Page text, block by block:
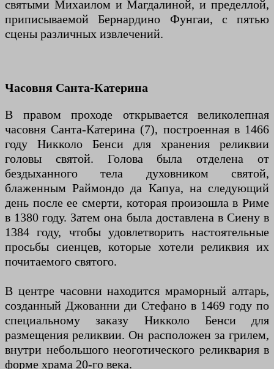
святыми Михаилом и Магдалиной, и пределлой,
приписываемой Бернардино Фунгаи, с пятью
сцены различных извлечений.
Часовня Санта-Катерина
В правом проходе открывается великолепная
часовня Санта-Катерина (7), построенная в 1466
году Никколо Бенси для хранения реликвии
головы святой. Голова была отделена от
бездыханного тела духовником святой,
блаженным Раймондо да Капуа, на следующий
день после ее смерти, которая произошла в Риме
в 1380 году. Затем она была доставлена ​​в Сиену в
1384 году, чтобы удовлетворить настоятельные
просьбы сиенцев, которые хотели реликвия их
почитаемого святого.
В центре часовни находится мраморный алтарь,
созданный Джованни ди Стефано в 1469 году по
специальному заказу Никколо Бенси для
размещения реликвии. Он расположен за грилем,
внутри небольшого неоготического реликвария в
форме храма 20-го века.